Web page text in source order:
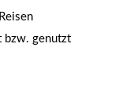
bzw. genutzt